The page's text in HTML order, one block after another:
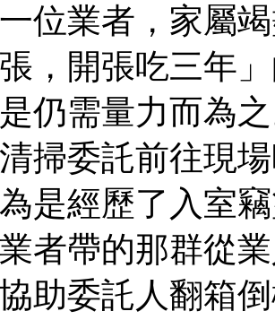
位業者，家屬
，開張吃三年
仍需量力而為
掃委託前往現
是經歷了入室
者帶的那群從
助委託人翻箱